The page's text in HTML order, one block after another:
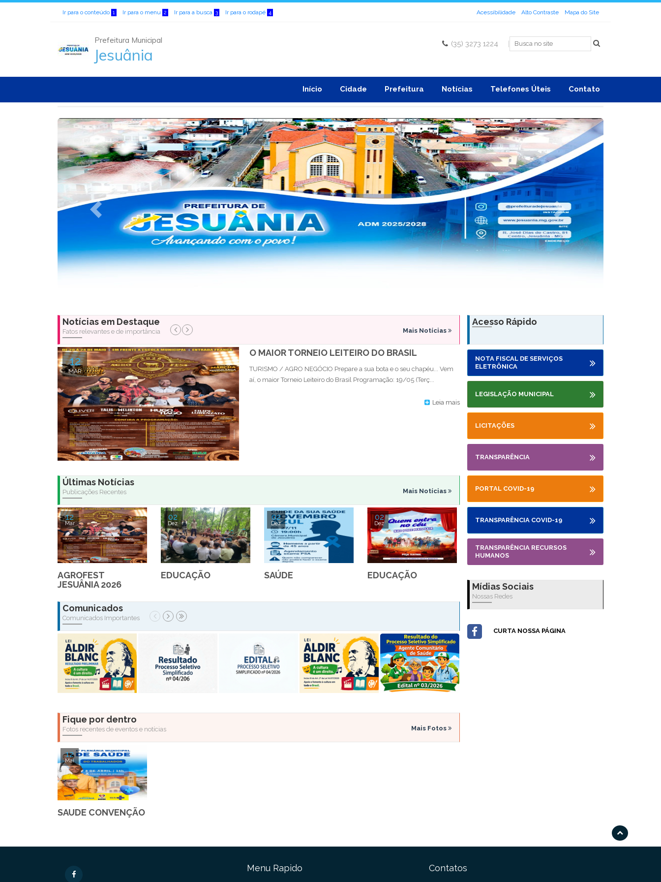
Ir para o conteúdo 1 Ir para o menu 2 Ir para a busca 3 Ir para o rodapé 4 Acessibilidade Alto Contraste Mapa do Site
Prefeitura Municipal
Jesuânia
(35) 3273 1224 |
Início Cidade Prefeitura Notícias Telefones Úteis Contato
Prefeitura Municipal de Jesuânia
Previous Next
Notícias em Destaque
Fatos relevantes e de importância Mais Notícias
12
MAR
O MAIOR TORNEIO LEITEIRO DO BRASIL
TURISMO / AGRO NEGÓCIO Prepare a sua bota e o seu chapéu... Vem
aí, o maior Torneio Leiteiro do Brasil Programação: 19/05 (Terç...
Leia mais
02
Últimas Notícias
Publicações Recentes Mais Notícias
12
Mar
AGROFEST
JESUÂNIA 2026
02
Dez
EDUCAÇÃO
02
Dez
SAÚDE
02
Dez
EDUCAÇÃO
Comunicados
Comunicados Importantes
Fique por dentro
Fotos recentes de eventos e notícias Mais Fotos
12
Mai
SAUDE CONVENÇÃO
Acesso Rápido
NOTA FISCAL DE SERVIÇOS
ELETRÔNICA
LEGISLAÇÃO MUNICIPAL
LICITAÇÕES
TRANSPARÊNCIA
PORTAL COVID-19
TRANSPARÊNCIA COVID-19
TRANSPARÊNCIA RECURSOS
HUMANOS
Mídias Sociais
Nossas Redes
CURTA NOSSA PÁGINA
Menu Rapido Contatos